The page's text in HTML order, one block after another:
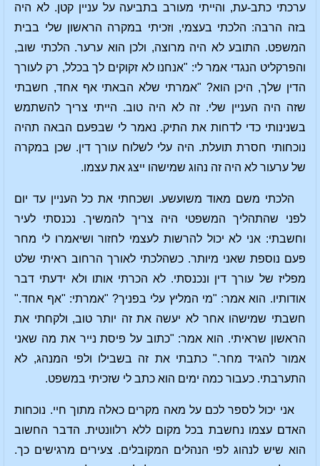
ערכתי כתב-עת, והייתי מעורב בתביעה על עניין קטן. לא היה
בזה הרבה: הלכתי בעצמי, וזכיתי במקרה הראשון שלי בבית
המשפט. התובע לא היה מרוצה, ולכן הוא ערער. הלכתי שוב,
והפרקליט הנגדי אמר לי: "אנחנו לא זקוקים לך בכלל, רק לעורך
הדין שלך, היכן הוא? "אמרתי שלא הבאתי אף אחד, חשבתי
שזה היה העניין שלי. זה לא היה טוב. הייתי צריך להשתמש
בשנינותי כדי לדחות את התיק. נאמר לי שבפעם הבאה תהיה
נוכחותי חסרת תועלת. היה עלי לשלוח עורך דין. שכן במקרה
של ערעור לא היה זה נהוג שמישהו ייצג את עצמו.
הלכתי משם מאוד משועשע. ושכחתי את כל העניין עד יום
לפני שהתהליך המשפטי היה צריך להמשיך. נכנסתי לעיר
וחשבתי: אני לא יכול להרשות לעצמי לחזור ושיאמרו לי מחר
פעם נוספת שאני מיותר. כשהלכתי לאורך הרחוב ראיתי שלט
מפליז של עורך דין ונכנסתי. לא הכרתי אותו ולא ידעתי דבר
אודותיו. הוא אמר: "מי המליץ עלי בפניך? "אמרתי: "אף אחד."
חשבתי שמישהו אחר לא יעשה את זה יותר טוב, ולקחתי את
הראשון שראיתי. הוא אמר: "כתוב על פיסת נייר את מה שאני
אמור להגיד מחר." כתבתי את זה בשבילו ולפי המנהג, לא
התערבתי. כעבור כמה ימים הוא כתב לי שזכיתי במשפט.
אני יכול לספר לכם על מאה מקרים כאלה מתוך חיי. נוכחות
האדם עצמו נחשבת בכל מקום ללא רלוונטית. הדבר החשוב
הוא שיש לנהוג לפי הנהלים המקובלים. צעירים מרגישים כך.